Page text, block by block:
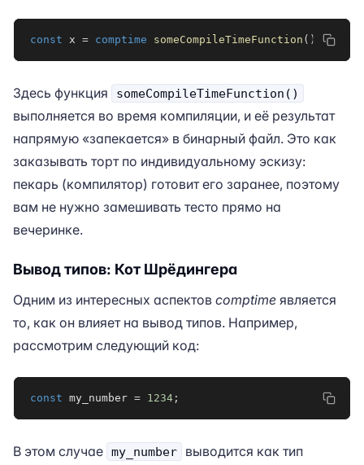
const x = comptime someCompileTimeFunction ( )
Здесь функция someCompileTimeFunction()
выполняется во время компиляции, и её результат
напрямую «запекается» в бинарный файл. Это как
заказывать торт по индивидуальному эскизу:
пекарь (компилятор) готовит его заранее, поэтому
вам не нужно замешивать тесто прямо на
вечеринке.
Вывод типов: Кот Шрёдингера
Одним из интересных аспектов comptime является
то, как он влияет на вывод типов. Например,
рассмотрим следующий код:
const my_number = 1234 ;
В этом случае my_number выводится как тип